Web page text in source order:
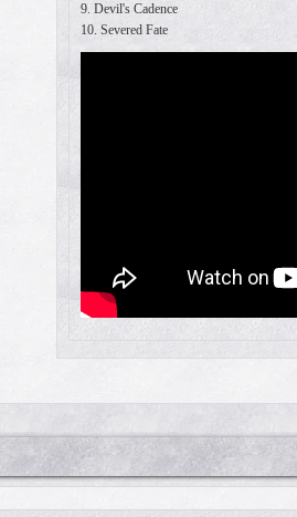
9. Devil's Cadence
10. Severed Fate